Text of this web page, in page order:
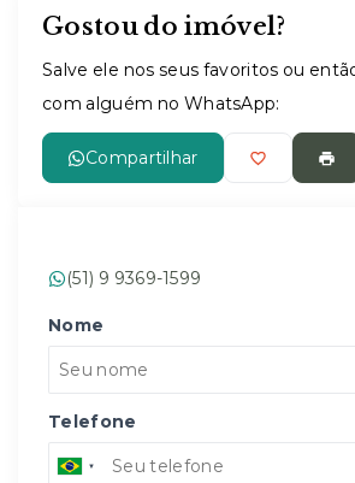
Gostou do imóvel?
Salve ele nos seus favoritos ou
com alguém no WhatsApp:
Compartilhar
(51) 9 9369-1599
Nome
Telefone